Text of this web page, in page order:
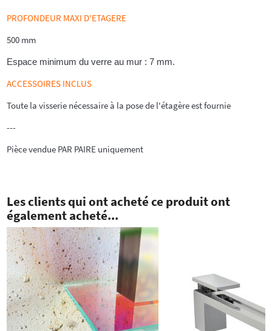
PROFONDEUR MAXI D'ETAGERE
500 mm
Espace minimum du verre au mur : 7 mm.
ACCESSOIRES INCLUS
Toute la visserie nécessaire à la pose de l'étagère est fournie
---
Pièce vendue PAR PAIRE uniquement
Les clients qui ont acheté ce produit ont
également acheté...